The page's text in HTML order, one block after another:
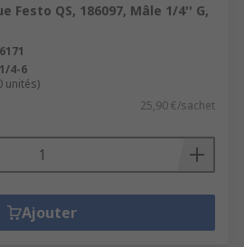
Festo QS, 186097, Mâle 1/4'' G,
4-6
unités)
25,90 €/sachet
Ajouter